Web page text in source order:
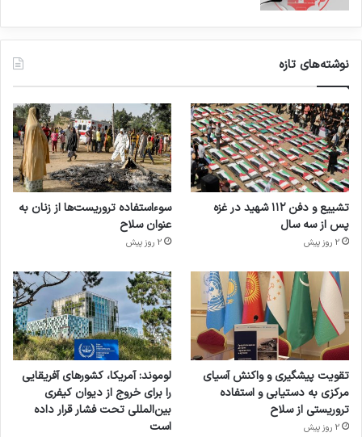
نوشته‌های تازه
تشییع و دفن ۱۱۲ شهید در غزه
پس از سه سال
2 روز پیش
سوءاستفاده تروریست‌ها از زنان به
عنوان سلاح
2 روز پیش
تقویت پیشگیری و واکنش آسیای
مرکزی به دستیابی و استفاده
تروریستی از سلاح
2 روز پیش
لوموند: آمریکا، کشورهای آفریقایی
را برای خروج از دیوان کیفری
بین‌المللی تحت فشار قرار داده
است